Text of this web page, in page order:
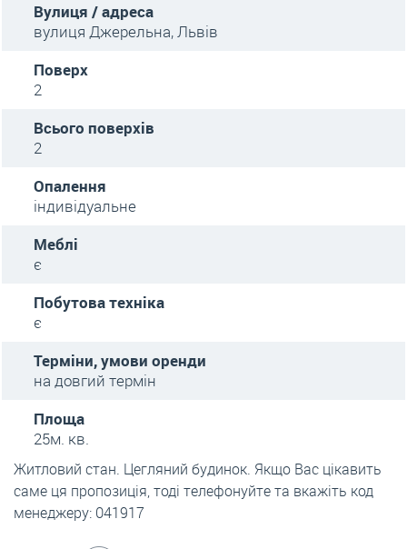
Вулиця / адреса
вулиця Джерельна, Львів
Поверх
2
Всього поверхів
2
Опалення
індивідуальне
Меблі
є
Побутова техніка
є
Терміни, умови оренди
на довгий термін
Площа
25м. кв.
Житловий стан. Цегляний будинок. Якщо Вас цікавить
саме ця пропозиція, тоді телефонуйте та вкажіть код
менеджеру: 041917